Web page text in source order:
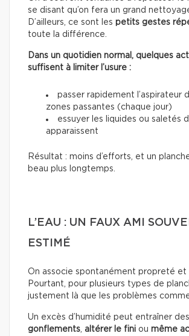
se disant qu’on fera un grand
D’ailleurs, ce sont les petits gestes
toute la différence.
Dans un quotidien normal, quelques
suffisent à limiter l’usure :
passer rapidement l’aspirateur
zones passantes (chaque jour)
essuyer les liquides ou saletés
apparaissent
Résultat : moins d’efforts, et un
beau plus longtemps.
L’EAU : UN FAUX AMI
ESTIMÉ
On associe spontanément propreté et
Pourtant, pour plusieurs types de
justement là que les problèmes
Un excès d’humidité peut entraîner des
gonflements altérer le fini ou même